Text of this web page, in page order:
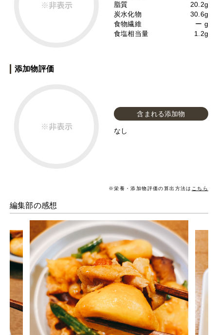
脂質
20.2g
炭水化物
30.6g
食物繊維
ー g
食塩相当量
1.2g
添加物評価
含まれる添加物
なし
※栄養・添加物評価の算出方法は こちら
編集部の感想